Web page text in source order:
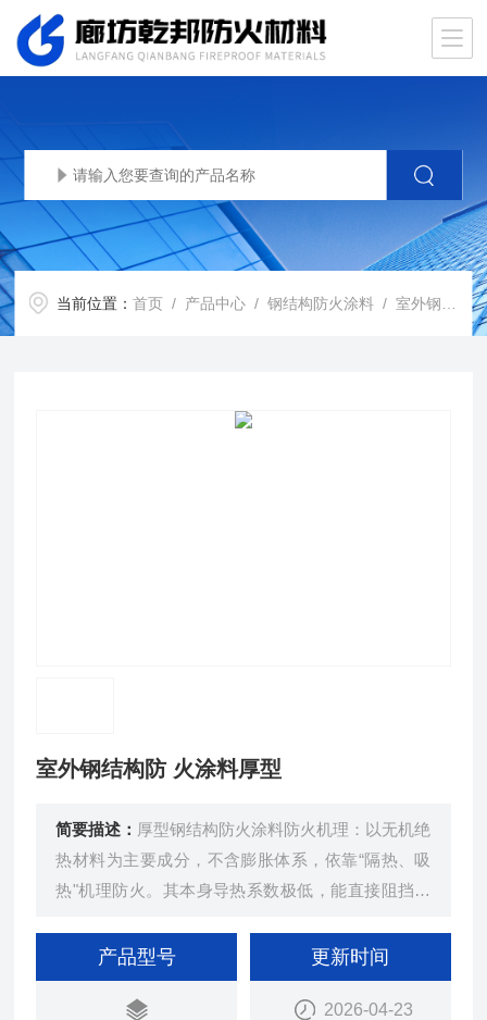
当前位置：首页 / 产品中心 /钢结构防火涂料 /室外钢结构防火涂料
室外钢结构防 火涂料厚型
简要描述： 厚型钢结构防火涂料防火机理：以无机绝
热材料为主要成分，不含膨胀体系，依靠“隔热、吸
热"机理防火。其本身导热系数极低，能直接阻挡火
步降低涂层和基材温度。
产品型号 更新时间
2026-04-23